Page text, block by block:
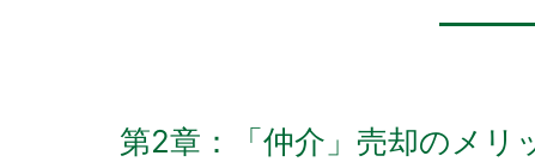
第2章：「仲介」売却のメリ